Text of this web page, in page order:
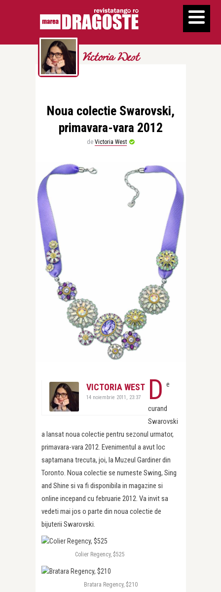
Victoria West
Noua colectie Swarovski,
primavara-vara 2012
de Victoria West
VICTORIA WEST
14 noiembrie 2011, 23:37 D e
curand
Swarovski
a lansat noua colectie pentru sezonul urmator,
primavara-vara 2012. Evenimentul a avut loc
saptamana trecuta, joi, la Muzeul Gardiner din
Toronto. Noua colectie se numeste Swing, Sing
and Shine si va fi disponibila in magazine si
online incepand cu februarie 2012. Va invit sa
vedeti mai jos o parte din noua colectie de
bijuterii Swarovski.
Colier Regency, $525
Bratara Regency, $210